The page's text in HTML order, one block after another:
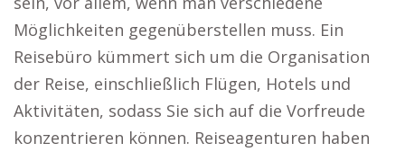
Möglichkeiten gegenüberstellen muss. Ein
Reisebüro kümmert sich um die Organisation
der Reise, einschließlich Flügen, Hotels und
Aktivitäten, sodass Sie sich auf die Vorfreude
konzentrieren können. Reiseagenturen haben